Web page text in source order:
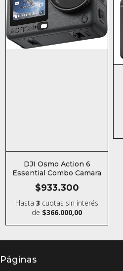
DJI Osmo Action 6
Essential Combo Camara
$933.300
Hasta3 cuotas sin interés
de $366.000,00
Páginas